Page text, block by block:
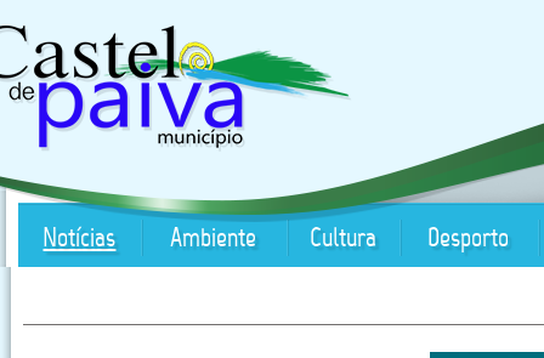
Notícias Ambiente Cultura Desporto